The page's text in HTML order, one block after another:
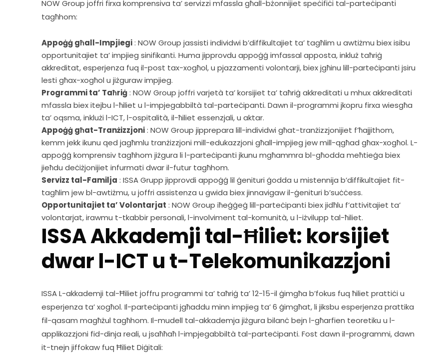
NOW Group joffri firxa komprensiva ta’ servizzi mfassla għall-bżonnijiet speċifiċi tal-parteċipanti
tagħhom:
Appoġġ għall-Impjiegi: NOW Group jassisti individwi b’diffikultajiet ta’ tagħlim u awtiżmu biex isibu
opportunitajiet ta’ impjieg sinifikanti. Huma jipprovdu appoġġ imfassal apposta, inkluż taħriġ
akkreditat, esperjenza fuq il-post tax-xogħol, u pjazzamenti volontarji, biex jgħinu lill-parteċipanti jsiru
lesti għax-xogħol u jiżguraw impjieg.
Programmi ta’ Taħriġ: NOW Group joffri varjetà ta’ korsijiet ta’ taħriġ akkreditati u mhux akkreditati
mfassla biex itejbu l-ħiliet u l-impjegabbiltà tal-parteċipanti. Dawn il-programmi jkopru firxa wiesgħa
ta’ oqsma, inklużi l-ICT, l-ospitalità, il-ħiliet essenzjali, u aktar.
Appoġġ għat-Tranżizzjoni: NOW Group jipprepara lill-individwi għat-tranżizzjonijiet f’ħajjithom,
kemm jekk ikunu qed jagħmlu tranżizzjoni mill-edukazzjoni għall-impjieg jew mill-qgħad għax-xogħol. L-
appoġġ komprensiv tagħhom jiżgura li l-parteċipanti jkunu mgħammra bl-għodda meħtieġa biex
jieħdu deċiżjonijiet infurmati dwar il-futur tagħhom.
Servizz tal-Familja : ISSA Grupp jipprovdi appoġġ lil ġenituri ġodda u mistennija b’diffikultajiet fit-
tagħlim jew bl-awtiżmu, u joffri assistenza u gwida biex jinnavigaw il-ġenituri b’suċċess.
Opportunitajiet ta’ Volontarjat : NOW Group iħeġġeġ lill-parteċipanti biex jidħlu f’attivitajiet ta’
volontarjat, irawmu t-tkabbir personali, l-involviment tal-komunità, u l-iżvilupp tal-ħiliet.
ISSA Akkademji tal-Ħiliet: korsijiet
dwar l-ICT u t-Telekomunikazzjoni
ISSA L-akkademji tal-Ħiliet joffru programmi ta’ taħriġ ta’ 12-15-il ġimgħa b’fokus fuq ħiliet prattiċi u
esperjenza ta’ xogħol. Il-parteċipanti jgħaddu minn impjieg ta’ 6 ġimgħat, li jiksbu esperjenza prattika
fil-qasam magħżul tagħhom. Il-mudell tal-akkademja jiżgura bilanċ bejn l-għarfien teoretiku u l-
applikazzjoni fid-dinja reali, u jsaħħaħ l-impjegabbiltà tal-parteċipanti. Fost dawn il-programmi, dawn
it-tnejn jiffokaw fuq Ħiliet Diġitali: